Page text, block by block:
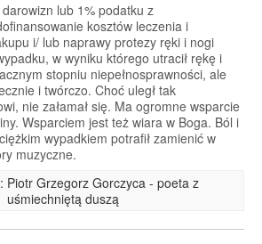
lub 1% podatku z
kosztów leczenia i
i/ lub naprawy protezy ręki i nogi
w wyniku którego utracił rękę i
stopniu niepełnosprawności, ale
i twórczo. Choć uległ tak
nie załamał się. Ma ogromne wsparcie
Wsparciem jest też wiara w Boga. Ból i
wypadkiem potrafił zamienić w
muzyczne.
Piotr Grzegorz Gorczyca - poeta z
uśmiechniętą duszą